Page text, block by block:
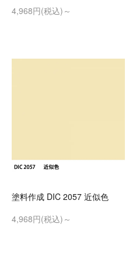
4,968円(税込)～
塗料作成 DIC 2057 近似色
4,968円(税込)～